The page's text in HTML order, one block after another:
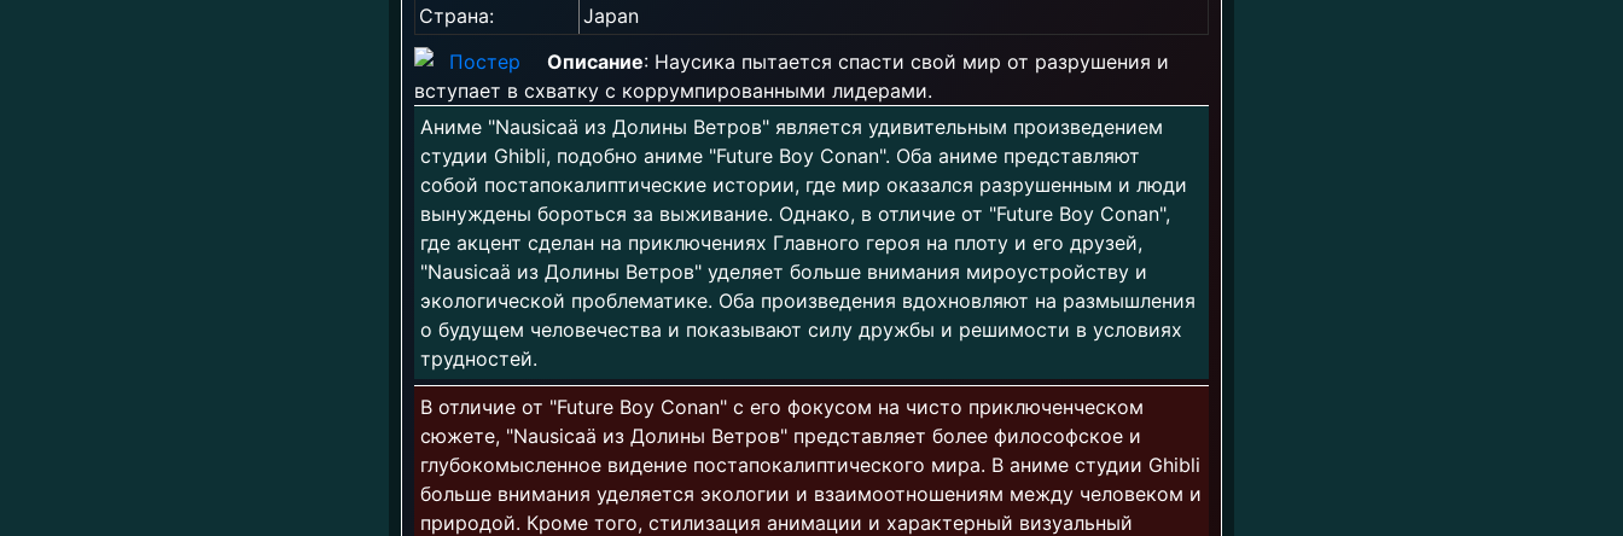
Страна:
Japan
Описание: Наусика пытается спасти свой мир от разрушения и
вступает в схватку с коррумпированными лидерами.
Аниме "Nausicaä из Долины Ветров" является удивительным произведением
студии Ghibli, подобно аниме "Future Boy Conan". Оба аниме представляют
собой постапокалиптические истории, где мир оказался разрушенным и люди
вынуждены бороться за выживание. Однако, в отличие от "Future Boy Conan",
где акцент сделан на приключениях Главного героя на плоту и его друзей,
"Nausicaä из Долины Ветров" уделяет больше внимания мироустройству и
экологической проблематике. Оба произведения вдохновляют на размышления
о будущем человечества и показывают силу дружбы и решимости в условиях
трудностей.
В отличие от "Future Boy Conan" с его фокусом на чисто приключенческом
сюжете, "Nausicaä из Долины Ветров" представляет более философское и
глубокомысленное видение постапокалиптического мира. В аниме студии Ghibli
больше внимания уделяется экологии и взаимоотношениям между человеком и
природой. Кроме того, стилизация анимации и характерный визуальный